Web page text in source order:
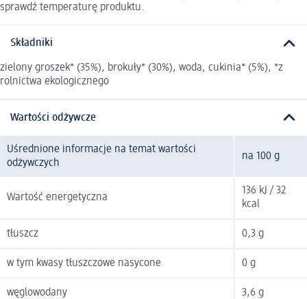
sprawdź temperaturę produktu.
Składniki
zielony groszek* (35%), brokuły* (30%), woda, cukinia* (5%), *z
rolnictwa ekologicznego
Wartości odżywcze
Uśrednione informacje na temat wartości
odżywczych
na 100 g
Wartość energetyczna
136 kJ / 32
kcal
tłuszcz 0,3 g
w tym kwasy tłuszczowe nasycone 0 g
węglowodany 3,6 g